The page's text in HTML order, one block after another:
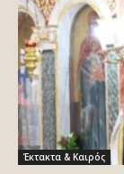
Έκτακτα & Καιρός